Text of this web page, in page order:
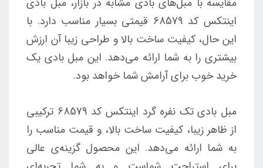
اینتکس کد 68579 قیمتی بسیار مناسب دارد. با
این حال، کیفیت ساخت بالا و طراحی زیبا آن ارزش
بیشتری را به شما ارائه می‌دهد. این مبل بادی یک
خرید خوب برای آرامش شما خواهد بود.
مبل بادی تک نفره گرد اینتکس کد 68579 ترکیبی
از ظاهر زیبا، کیفیت ساخت بالا، و قیمت مناسب را
به شما ارائه می‌دهد. این محصول گزینه‌ی عالی